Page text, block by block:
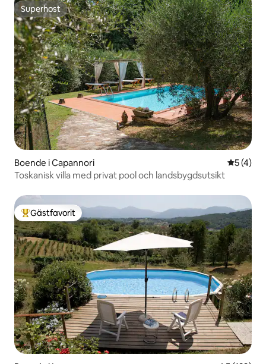
Superhost
Superhost
Boende i Capannori 5 av 5 i
5 (4)
Toskanisk villa med privat pool och landsbygdsutsikt
Populär gästfavorit
Gästfavorit